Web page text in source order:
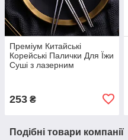
Преміум Китайські
Корейські Палички Для Їжи
Суші з лазерним
253 ₴
Подібні товари компанії